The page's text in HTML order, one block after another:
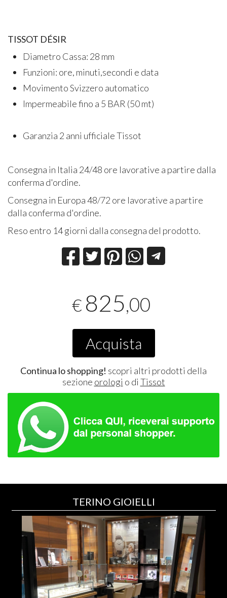
TISSOT DÉSIR
Diametro Cassa: 28 mm
Funzioni: ore, minuti,secondi e data
Movimento Svizzero automatico
Impermeabile fino a 5 BAR (50 mt)
Garanzia 2 anni ufficiale Tissot
Consegna in Italia 24/48 ore lavorative a partire dalla
conferma d'ordine.
Consegna in Europa 48/72 ore lavorative a partire
dalla conferma d'ordine.
Reso entro 14 giorni dalla consegna del prodotto.
€ 825,00
Acquista
Continua lo shopping! scopri altri prodotti della
sezione orologi o di Tissot
TERINO GIOIELLI